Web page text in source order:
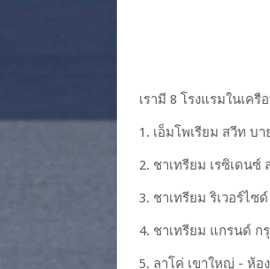
เรามี 8 โรงแรมในเค
1. เอ็มโพเรียม สวีท บ
2. ชาเทรียม เรซิเดนซ์
3. ชาเทรียม ริเวอร์ไ
4. ชาเทรียม แกรนด์ ก
5. ลาโค่ เขาใหญ่ - ห้อ